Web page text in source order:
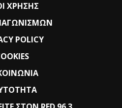
ΧΡΗΣΗΣ
POLICY